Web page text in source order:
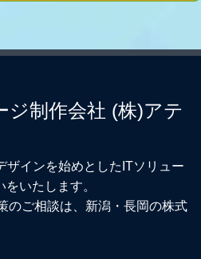
ジ制作会社 (株)アテ
ザインを始めとしたITソリュー
いたします。
のご相談は、新潟・長岡の株式